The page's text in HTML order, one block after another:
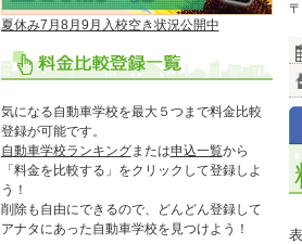
夏休み7月8月9月入校空き状況公開中
気になる自動車学校を最大５つまで料金比較
登録が可能です。
自動車学校ランキングまたは申込一覧から
「料金を比較する」をクリックして登録しよ
う！
削除も自由にできるので、どんどん登録して
アナタにあった自動車学校を見つけよう！